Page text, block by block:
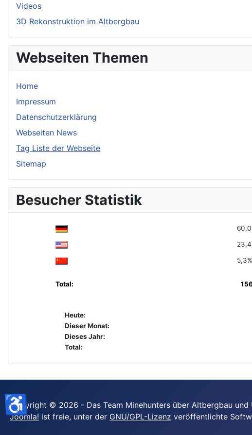
Videos
3D Rekonstruktion im Altbergbau
Webseiten Themen
Home
Impressum
Datenschutzerklärung
Webseiten News
Tag Liste der Webseite
Sitemap
Besucher Statistik
5,3%
Total:
Heute:
Dieser Monat:
Dieses Jahr:
Total:
Copyright © 2026 - Das Team Minehunters über Altbergbau und
Joomla! ist freie, unter der GNU/GPL-Lizenz veröffentlichte